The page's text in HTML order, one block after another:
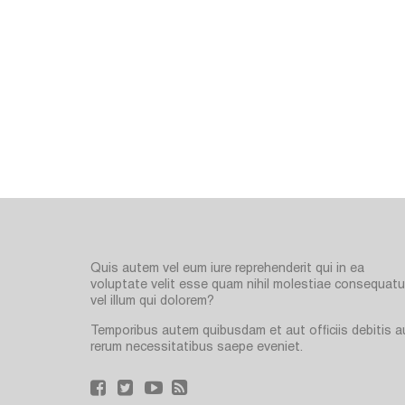
Quis autem vel eum iure reprehenderit qui in ea
voluptate velit esse quam nihil molestiae
vel illum qui dolorem?
Temporibus autem quibusdam et aut officiis debitis
rerum necessitatibus saepe eveniet.